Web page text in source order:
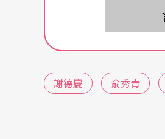
希斯菲爾德（Adrian
過證據痕跡留存下來的
及。」
與謝德慶交集延伸自我
謝德慶 俞秀青